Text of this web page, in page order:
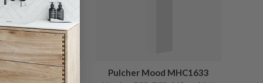
MHC1631 Pulcher Mood MHC1633